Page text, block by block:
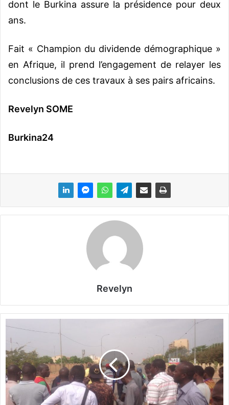
dont le Burkina assure la présidence pour deux
ans.
Fait « Champion du dividende démographique »
en Afrique, il prend l’engagement de relayer les
conclusions de ces travaux à ses pairs africains.
Revelyn SOME
Burkina24
Revelyn
«
r
é
t
e